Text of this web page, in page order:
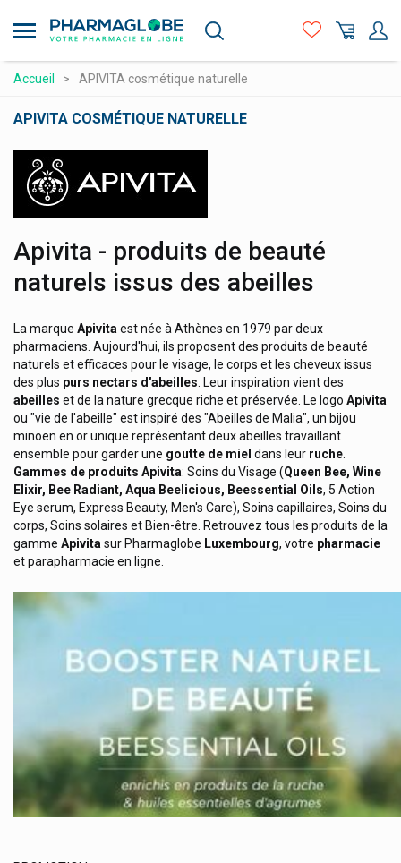
au
principal
Compléments alimentaires
Matériel médical et premiers soins
Médicaments et santé
Prix attractifs
Produits vétérinaires
Vitamines et alimentation
Accueil APIVITA cosmétique naturelle
APIVITA COSMÉTIQUE NATURELLE
Logo
Apivita - produits de beauté
naturels issus des abeilles
La marque Apivitaest née à Athènes en 1979 par deux
pharmaciens. Aujourd'hui, ils proposent des produits de beauté
naturels et efficaces pour le visage, le corps et les cheveux issus
des plus purs nectars d'abeilles. Leur inspiration vient des
abeilles et de la nature grecque riche et préservée. Le logo Apivita
ou "vie de l'abeille" est inspiré des "Abeilles de Malia", un bijou
minoen en or unique représentant deux abeilles travaillant
ensemble pour garder une goutte de miel dans leur ruche.
Gammes de produits Apivita: Soins du Visage (Queen Bee, Wine
Elixir, Bee Radiant, Aqua Beelicious, Beessential Oils, 5 Action
Eye serum, Express Beauty, Men's Care), Soins capillaires, Soins du
corps, Soins solaires et Bien-être. Retrouvez tous les produits de la
gamme Apivitasur Pharmaglobe Luxembourg, votre pharmacie
et parapharmacie en ligne.
3m
A-Derma Produits Cosmetique
A.vogel Produits Naturels
Abbott
Aboca Produits Naturels
Acm Laboratoire
Activox Arkopharma
Acuris Medical Care
Adaptil Chiens / Chiots
Additiva Boissons Chaudes Dr. Scheffler
Again Life Italia
Akustika Sudmedica Protection Oreilles
Allergan
Allergika
Allpresan